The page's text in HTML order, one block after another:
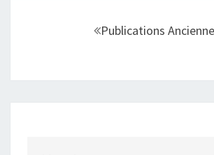
articles
Publications